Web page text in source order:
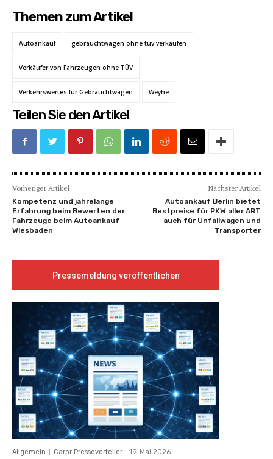
Themen zum Artikel
Autoankauf gebrauchtwagen ohne tüv verkaufen
Verkäufer von Fahrzeugen ohne TÜV
Verkehrswertes für Gebrauchtwagen Weyhe
Teilen Sie den Artikel
Vorheriger Artikel
Kompetenz und jahrelange
Erfahrung beim Bewerten der
Fahrzeuge beim Autoankauf
Wiesbaden
Nächster Artikel
Autoankauf Berlin bietet
Bestpreise für PKW aller ART
auch für Unfallwagen und
Transporter
Pressemeldung veröffentlichen
Allgemein Carpr Presseverteiler - 19. Mai 2026